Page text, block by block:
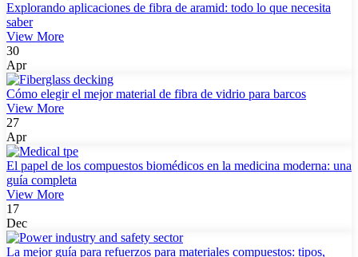
Explorando aplicaciones de fibra de aramid: todo lo que necesita
saber
View More
30
Apr
Cómo elegir el mejor material de fibra de vidrio para barcos
View More
27
Apr
El papel de los compuestos biomédicos en la medicina moderna: una
guía completa
View More
17
Dec
La mejor guía para refuerzos para materiales compuestos: tipos,